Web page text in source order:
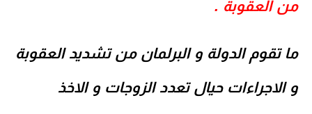
من العقوبة .
ما تقوم الدولة و البرلمان من تشديد العقوبة
و الاجراءات حيال تعدد الزوجات و الاخذ